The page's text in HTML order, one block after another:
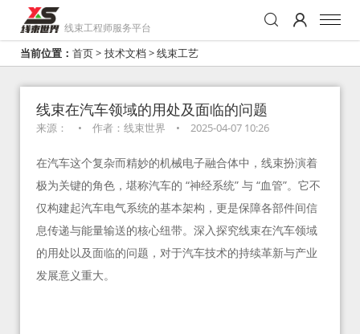
线束工程师服务平台
当前位置： 首页> 技术文档 >线束工艺
线束在汽车领域的用处及面临的问题
来源： • 作者：线束世界 • 2025-04-07 10:26
在汽车这个复杂而精妙的机械电子融合体中，线束扮演着
极为关键的角色，堪称汽车的 “神经系统” 与 “血管”。它不
仅构建起汽车电气系统的基本架构，更是保障各部件间信
息传递与能量输送的核心纽带。深入探究线束在汽车领域
的用处以及面临的问题，对于汽车技术的持续革新与产业
发展意义重大。